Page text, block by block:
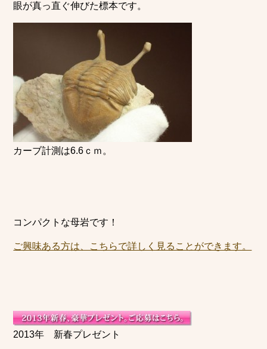
眼が真っ直ぐ伸びた標本です。
カーブ計測は6.6ｃｍ。
コンパクトな母岩です！
ご興味ある方は、こちらで詳しく見ることができます。
2013年 新春プレゼント